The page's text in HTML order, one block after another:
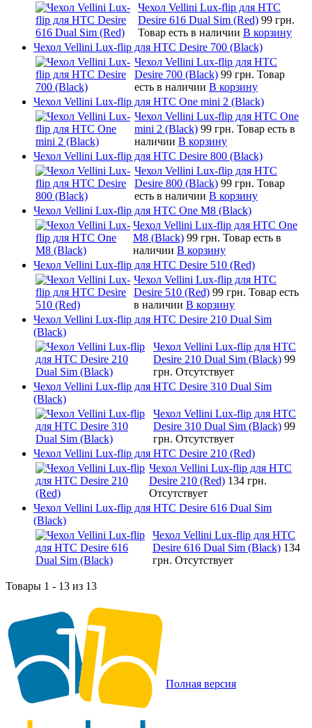
Чехол Vellini Lux-flip для HTC
Desire 616 Dual Sim (Red) 99 грн.
Товар есть в наличии В корзину
Чехол Vellini Lux-flip для HTC Desire 700 (Black)
Чехол Vellini Lux-flip для HTC
Desire 700 (Black) 99 грн. Товар
есть в наличии В корзину
Чехол Vellini Lux-flip для HTC One mini 2 (Black)
Чехол Vellini Lux-flip для HTC One
mini 2 (Black) 99 грн. Товар есть в
наличии В корзину
Чехол Vellini Lux-flip для HTC Desire 800 (Black)
Чехол Vellini Lux-flip для HTC
Desire 800 (Black) 99 грн. Товар
есть в наличии В корзину
Чехол Vellini Lux-flip для HTC One M8 (Black)
Чехол Vellini Lux-flip для HTC One
M8 (Black) 99 грн. Товар есть в
наличии В корзину
Чехол Vellini Lux-flip для HTC Desire 510 (Red)
Чехол Vellini Lux-flip для HTC
Desire 510 (Red) 99 грн. Товар есть
в наличии В корзину
Чехол Vellini Lux-flip для HTC Desire 210 Dual Sim
(Black)
Чехол Vellini Lux-flip для HTC
Desire 210 Dual Sim (Black) 99
грн. Отсутствует
Чехол Vellini Lux-flip для HTC Desire 310 Dual Sim
(Black)
Чехол Vellini Lux-flip для HTC
Desire 310 Dual Sim (Black) 99
грн. Отсутствует
Чехол Vellini Lux-flip для HTC Desire 210 (Red)
Чехол Vellini Lux-flip для HTC
Desire 210 (Red) 134 грн.
Отсутствует
Чехол Vellini Lux-flip для HTC Desire 616 Dual Sim
(Black)
Чехол Vellini Lux-flip для HTC
Desire 616 Dual Sim (Black) 134
грн. Отсутствует
Товары 1 - 13 из 13
Полная версия